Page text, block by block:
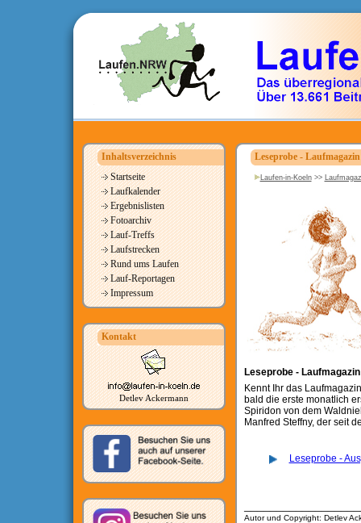
Inhaltsverzeichnis
Startseite
Laufkalender
Ergebnislisten
Fotoarchiv
Lauf-Treffs
Laufstrecken
Rund ums Laufen
Lauf-Reportagen
Impressum
Kontakt
Detlev Ackermann
Leseprobe -
Laufen-in-Koeln>>
Leseprobe -
Kennt Ihr das
bald die erste monatlich
Spiridon von dem
Manfred Steffny, der seit
Leseprobe -
Autor und Copyright: Detlev